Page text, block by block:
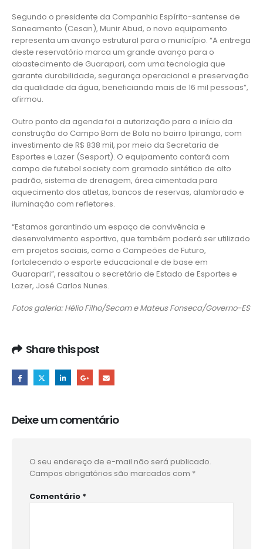
Segundo o presidente da Companhia Espírito-santense de
Saneamento (Cesan), Munir Abud, o novo equipamento
representa um avanço estrutural para o município. “A entrega
deste reservatório marca um grande avanço para o
abastecimento de Guarapari, com uma tecnologia que
garante durabilidade, segurança operacional e preservação
da qualidade da água, beneficiando mais de 16 mil pessoas”,
afirmou.
Outro ponto da agenda foi a autorização para o início da
construção do Campo Bom de Bola no bairro Ipiranga, com
investimento de R$ 838 mil, por meio da Secretaria de
Esportes e Lazer (Sesport). O equipamento contará com
campo de futebol society com gramado sintético de alto
padrão, sistema de drenagem, área cimentada para
aquecimento dos atletas, bancos de reservas, alambrado e
iluminação com refletores.
“Estamos garantindo um espaço de convivência e
desenvolvimento esportivo, que também poderá ser utilizado
em projetos sociais, como o Campeões de Futuro,
fortalecendo o esporte educacional e de base em
Guarapari”, ressaltou o secretário de Estado de Esportes e
Lazer, José Carlos Nunes.
Fotos galeria: Hélio Filho/Secom e Mateus Fonseca/Governo-ES
Share this post
Deixe um comentário
O seu endereço de e-mail não será publicado.
Campos obrigatórios são marcados com *
Comentário *